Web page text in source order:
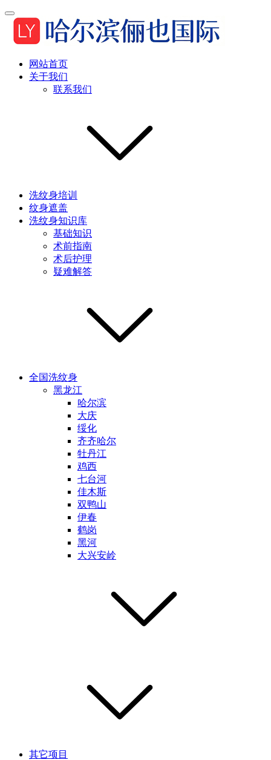
网站首页
关于我们
联系我们
洗纹身培训
纹身遮盖
洗纹身知识库
基础知识
术前指南
术后护理
疑难解答
全国洗纹身
黑龙江
哈尔滨
大庆
绥化
齐齐哈尔
牡丹江
鸡西
七台河
佳木斯
双鸭山
伊春
鹤岗
黑河
大兴安岭
其它项目